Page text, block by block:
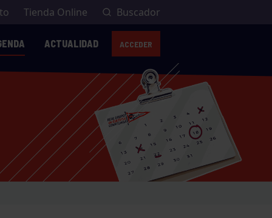
Tienda Online Buscador
ACTUALIDAD ACCEDER